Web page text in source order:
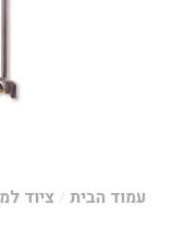
עמוד הבית / ציוד